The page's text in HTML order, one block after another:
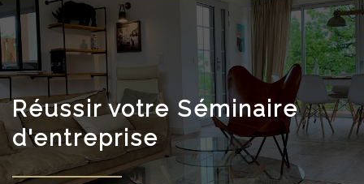
Réussir votre Séminaire
d'entreprise